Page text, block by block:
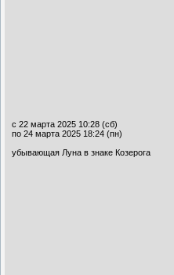
с 22 марта 2025 10:28 (сб)
по 24 марта 2025 18:24 (пн)
убывающая Луна в знаке Козерога